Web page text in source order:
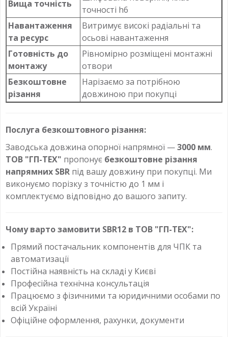
Вища точність
точності h6
Навантаження
та ресурс
Витримує високі радіальні та
осьові навантаження
Готовність до
монтажу
Рівномірно розміщені монтажні
отвори
Безкоштовне
різання
Нарізаємо за потрібною
довжиною при покупці
Послуга безкоштовного різання:
Заводська довжина опорної напрямної —3000 мм.
ТОВ "ГП-ТЕХ" пропонує безкоштовне різання
напрямних SBR під вашу довжину при покупці. Ми
виконуємо порізку з точністю до 1 мм і
комплектуємо відповідно до вашого запиту.
Чому варто замовити SBR12 в ТОВ "ГП-ТЕХ":
Прямий постачальник компонентів для ЧПК та
автоматизації
Постійна наявність на складі у Києві
Професійна технічна консультація
Працюємо з фізичними та юридичними особами по
всій Україні
Офіційне оформлення, рахунки, документи